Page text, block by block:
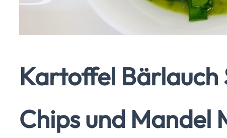
Kartoffel Bärlauch
Chips und Mandel